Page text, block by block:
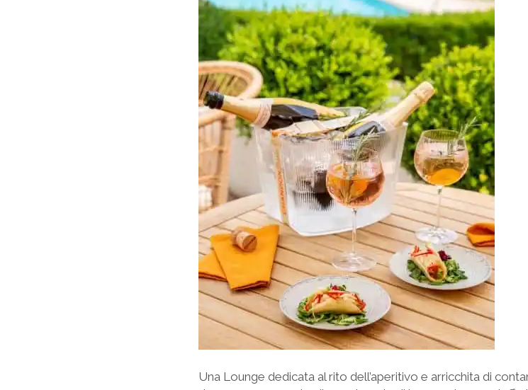
Una Lounge dedicata al rito dell’aperitivo e arricchita di